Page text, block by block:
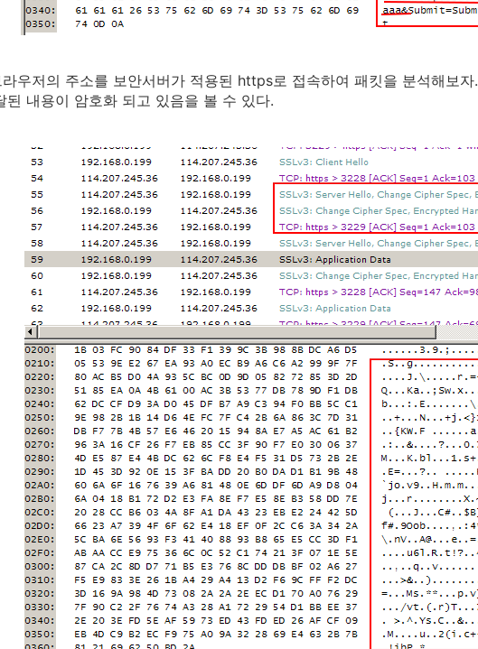
우저의 주소를 보안서버가 적용된 https로 접속하여 패킷을 분석해보자.
된 내용이 암호화 되고 있음을 볼 수 있다.